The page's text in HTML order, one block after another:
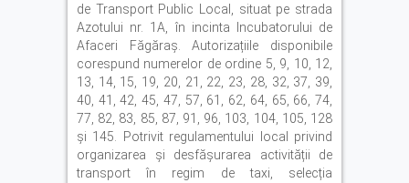
de Transport Public Local, situat pe strada
Azotului nr. 1A, în incinta Incubatorului de
Afaceri Făgăraș. Autorizațiile disponibile
corespund numerelor de ordine 5, 9, 10, 12,
13, 14, 15, 19, 20, 21, 22, 23, 28, 32, 37, 39,
40, 41, 42, 45, 47, 57, 61, 62, 64, 65, 66, 74,
77, 82, 83, 85, 87, 91, 96, 103, 104, 105, 128
și 145. Potrivit regulamentului local privind
organizarea și desfășurarea activității de
transport în regim de taxi, selecția